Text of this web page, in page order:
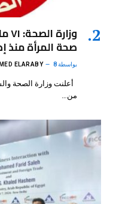
صحة المرأة منذ
بواسطة ELARABY 8 أغسطس، 2026
من…